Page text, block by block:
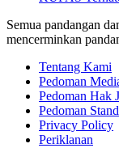
Semua pandangan
mencerminkan
Tentang Kami
Pedoman
Pedoman Hak
Pedoman
Privacy Policy
Periklanan